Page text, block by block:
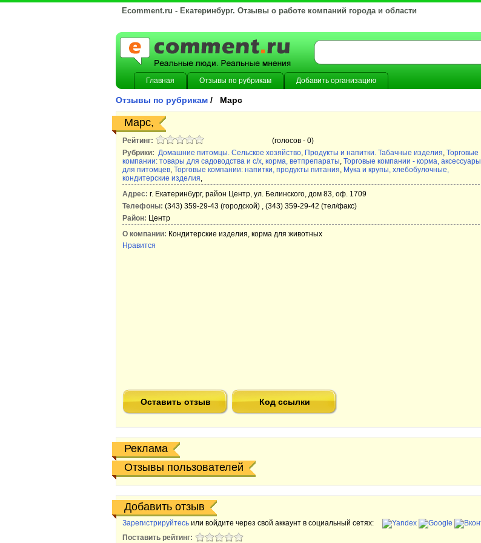
Ecomment.ru - Екатеринбург. Отзывы о работе компаний города и области
Главная Отзывы по рубрикам Добавить организацию
Отзывы по рубрикам / Марс
Марс,
Рейтинг: (голосов - 0)
Рубрики: Домашние питомцы. Сельское хозяйство, Продукты и напитки. Табачные изделия, Торговые
компании: товары для садоводства и с/х, корма, ветпрепараты, Торговые компании - корма, аксессуары
для питомцев, Торговые компании: напитки, продукты питания, Мука и крупы, хлебобулочные,
кондитерские изделия,
Адрес: г. Екатеринбург, район Центр, ул. Белинского, дом 83, оф. 1709
Телефоны: (343) 359-29-43 (городской) , (343) 359-29-42 (тел/факс)
Район: Центр
О компании: Кондитерские изделия, корма для животных
Нравится
Оставить отзыв Код ссылки
Реклама
Отзывы пользователей
Добавить отзыв
Зарегистрируйтесь или войдите через свой аккаунт в социальный сетях:
Поставить рейтинг: